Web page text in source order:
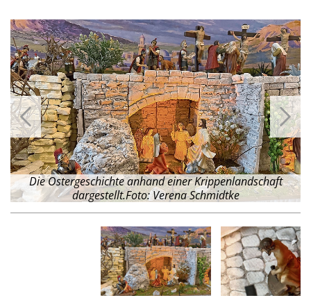
Die Ostergeschichte anhand einer Krippenlandschaft
dargestellt.Foto: Verena Schmidtke